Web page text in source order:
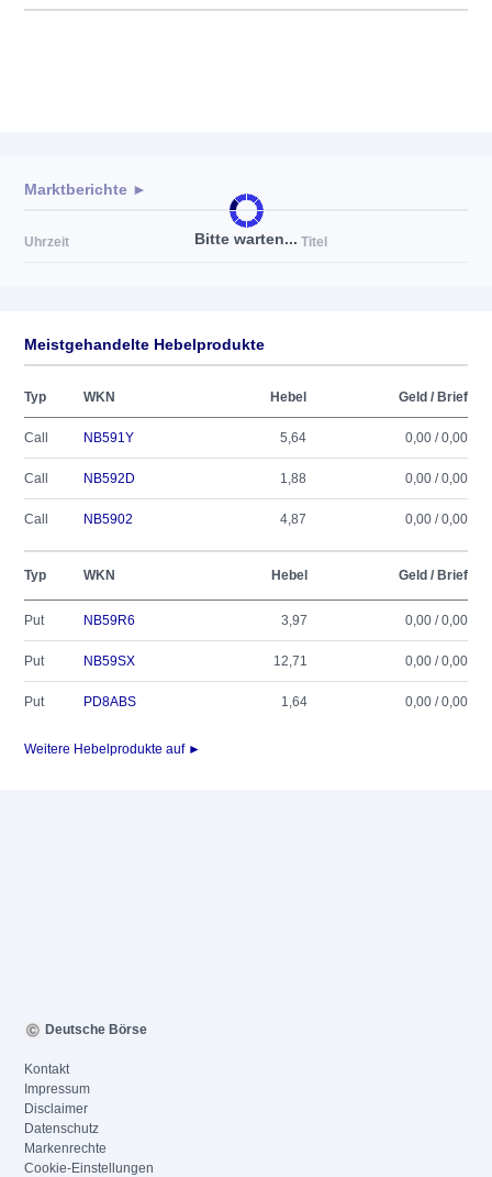
Bitte warten...
Marktberichte ►
Uhrzeit Titel
Meistgehandelte Hebelprodukte
Typ WKN Hebel Geld / Brief
Call NB591Y 5,64 0,00 / 0,00
Call NB592D 1,88 0,00 / 0,00
Call NB5902 4,87 0,00 / 0,00
Typ WKN Hebel Geld / Brief
Put NB59R6 3,97 0,00 / 0,00
Put NB59SX 12,71 0,00 / 0,00
Put PD8ABS 1,64 0,00 / 0,00
Weitere Hebelprodukte auf ►
Deutsche Börse
Kontakt
Impressum
Disclaimer
Datenschutz
Markenrechte
Cookie-Einstellungen